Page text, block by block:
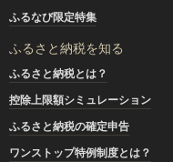
ふるなび限定特集
ふるさと納税を知る
ふるさと納税とは？
控除上限額シミュレーション
ふるさと納税の確定申告
ワンストップ特例制度とは？